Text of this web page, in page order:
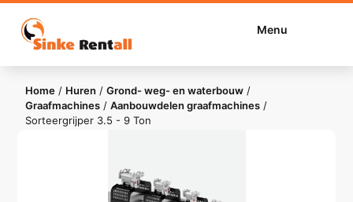
Menu
Home / Huren /Grond- weg- en waterbouw /
Graafmachines /Aanbouwdelen graafmachines /
Sorteergrijper 3.5 - 9 Ton